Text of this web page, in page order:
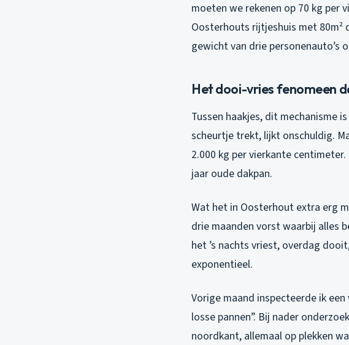
moeten we rekenen op 70 kg per
Oosterhouts rijtjeshuis met 80m²
gewicht van drie personenauto’s
Het dooi-vries fenomeen
Tussen haakjes, dit mechanisme
scheurtje trekt, lijkt onschuldig.
2.000 kg per vierkante
jaar oude dakpan.
Wat het in Oosterhout extra erg
drie maanden vorst waarbij alles
het ’s nachts vriest, overdag
exponentieel.
Vorige maand inspecteerde ik
losse pannen”. Bij nader
noordkant, allemaal op plekken